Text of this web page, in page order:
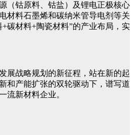
（钴原料、钴盐）及锂电正极核心
材料石墨烯和碳纳米管导电剂等关
碳材料+陶瓷材料”的产业布局，实
展战略规划的新征程，站在新的起
和产能扩张的双轮驱动下，谱写道
流新材料企业。